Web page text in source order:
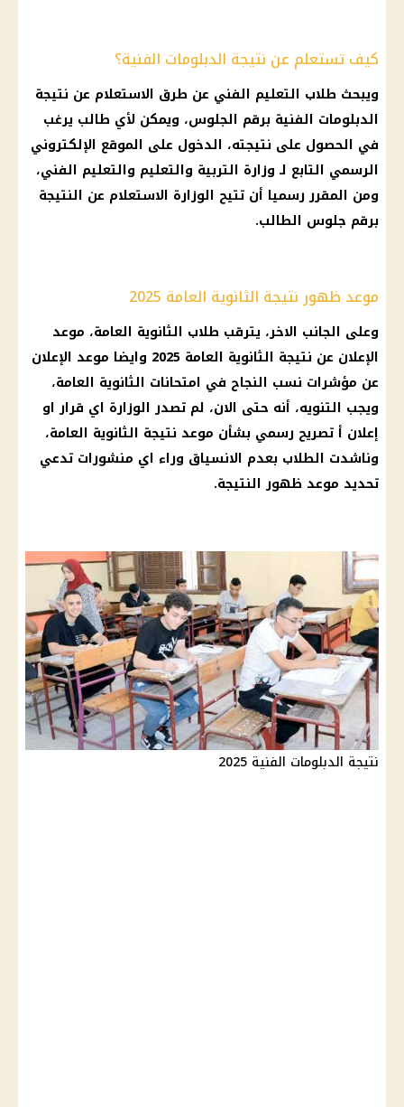
كيف تستعلم عن نتيجة الدبلومات الفنية؟
ويبحث طلاب التعليم الفني عن طرق الاستعلام عن نتيجة
الدبلومات الفنية برقم الجلوس، ويمكن لأي طالب يرغب
في الحصول على نتيجته، الدخول على الموقع الإلكتروني
الرسمي التابع لـ وزارة التربية والتعليم والتعليم الفني،
ومن المقرر رسميا أن تتيح الوزارة الاستعلام عن النتيجة
برقم جلوس الطالب.
موعد ظهور نتيجة الثانوية العامة 2025
وعلى الجانب الاخر، يترقب طلاب الثانوية العامة، موعد
الإعلان عن نتيجة الثانوية العامة 2025 وايضا موعد الإعلان
عن مؤشرات نسب النجاح في امتحانات الثانوية العامة،
ويجب التنويه، أنه حتى الان، لم تصدر الوزارة اي قرار او
إعلان أ تصريح رسمي بشأن موعد نتيجة الثانوية العامة،
وناشدت الطلاب بعدم الانسياق وراء اي منشورات تدعي
تحديد موعد ظهور النتيجة.
نتيجة الدبلومات الفنية 2025